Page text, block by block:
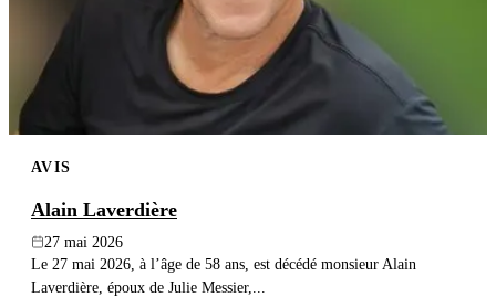
AVIS
Alain Laverdière
27 mai 2026
Le 27 mai 2026, à l’âge de 58 ans, est décédé monsieur Alain
Laverdière, époux de Julie Messier,...